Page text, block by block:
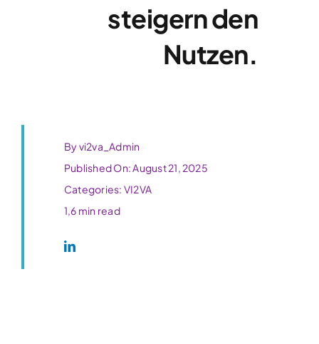
steigern den
Nutzen.
Byvi2va_Admin
Published On: August 21, 2025
Categories: VI2VA
1,6 min read